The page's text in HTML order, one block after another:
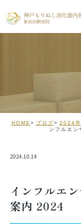
HOME ブログ 2024年
ンフルエ
2024.10.14
インフルエ
案内 2024